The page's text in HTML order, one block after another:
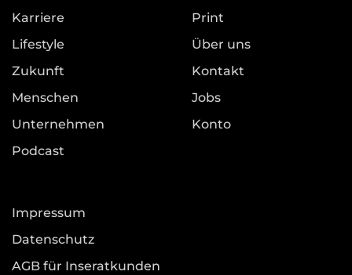
Karriere
Lifestyle
Zukunft
Menschen
Unternehmen
Podcast
Print
Über uns
Kontakt
Jobs
Konto
Impressum
Datenschutz
AGB für Inseratkunden